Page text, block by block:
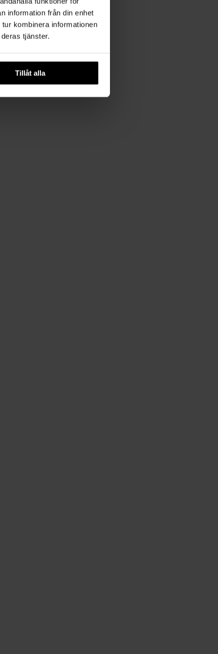
information från din enhet
kombinera informationen
tjänster.
Tillåt alla